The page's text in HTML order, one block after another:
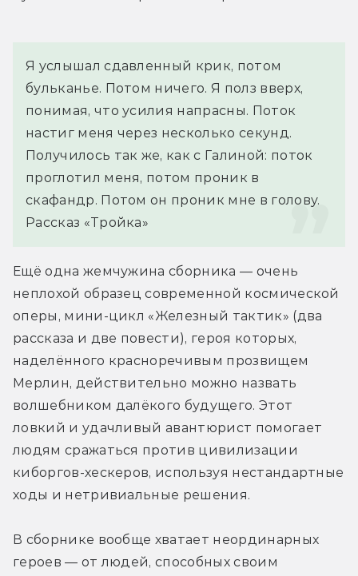
Я услышал сдавленный крик, потом
бульканье. Потом ничего. Я полз вверх,
понимая, что усилия напрасны. Поток
настиг меня через несколько секунд.
Получилось так же, как с Галиной: поток
проглотил меня, потом проник в
скафандр. Потом он проник мне в голову.
Рассказ «Тройка»
Ещё одна жемчужина сборника — очень
неплохой образец современной космической
оперы, мини-цикл «Железный тактик» (два
рассказа и две повести), героя которых,
наделённого красноречивым прозвищем
Мерлин, действительно можно назвать
волшебником далёкого будущего. Этот
ловкий и удачливый авантюрист помогает
людям сражаться против цивилизации
киборгов-хескеров, используя нестандартные
ходы и нетривиальные решения.
В сборнике вообще хватает неординарных
героев — от людей, способных своим